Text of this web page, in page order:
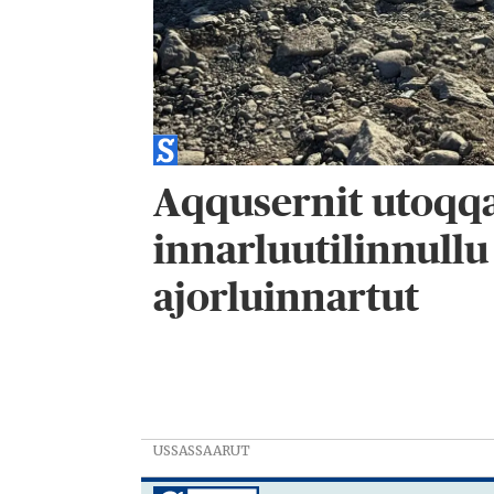
Aqqusernit
innarluutilinnullu
ajorluinnartut
USSASSAARUT